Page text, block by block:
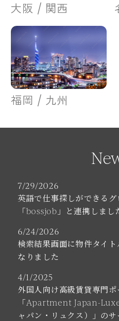
大阪 / 関西
福岡 / 九州
7/29/2026
英語で仕事探しができるグ
「bossjob」と連携しまし
6/24/2026
検索結果画面に物件タイ
なりました
4/1/2025
外国人向け高級賃貸専門ポ
「Apartment Japan-
ャパン・リュクス）」の